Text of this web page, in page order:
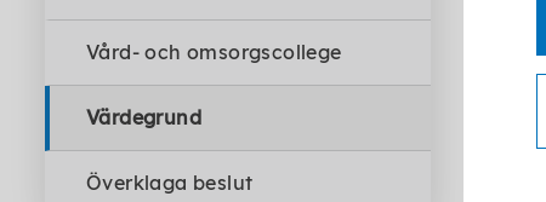
Vård- och omsorgscollege
Värdegrund
Överklaga beslut